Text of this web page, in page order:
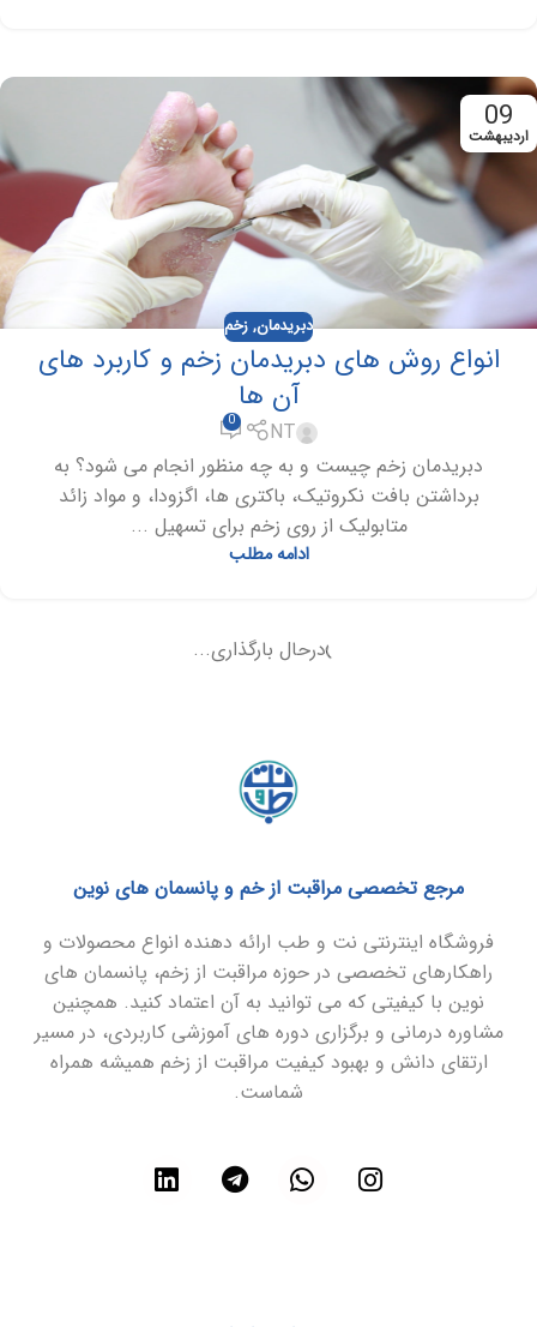
09
اردیبهشت
دبریدمان, زخم
انواع روش های دبریدمان زخم و کاربرد های
آن ها
NT
0
دبریدمان زخم چیست و به چه منظور انجام می شود؟ به
برداشتن بافت نکروتیک، باکتری‏ ها، اگزودا، و مواد زائد
متابولیک از روی زخم برای تسهیل ...
ادامه مطلب
درحال بارگذاری...
مرجع تخصصی مراقبت از خم و پانسمان های نوین
فروشگاه اینترنتی نت و طب ارائه دهنده انواع محصولات و
راهکارهای تخصصی در حوزه مراقبت از زخم، پانسمان های
نوین با کیفیتی که می توانید به آن اعتماد کنید. همچنین
مشاوره درمانی و برگزاری دوره های آموزشی کاربردی، در مسیر
ارتقای دانش و بهبود کیفیت مراقبت از زخم همیشه همراه
شماست.